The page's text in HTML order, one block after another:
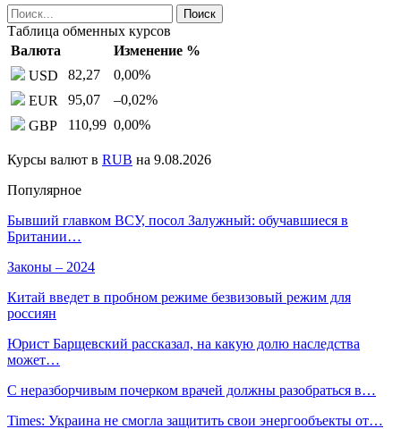
Таблица обменных курсов
Валюта
Изменение %
USD
82,27 0,00%
EUR
95,07 –0,02%
GBP
110,99 0,00%
Курсы валют в RUB на 9.08.2026
Популярное
Бывший главком ВСУ, посол Залужный: обучавшиеся в
Британии…
Законы – 2024
Китай введет в пробном режиме безвизовый режим для
россиян
Юрист Барщевский рассказал, на какую долю наследства
может…
С неразборчивым почерком врачей должны разобраться в…
Times: Украина не смогла защитить свои энергообъекты от…